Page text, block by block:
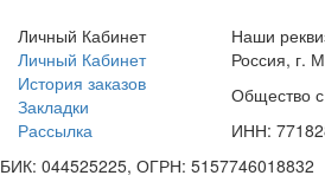
Личный Кабинет
Личный Кабинет
История заказов
Закладки
Рассылка
Наши
Россия, г.
Общество с
ИНН:
БИК: 044525225, ОГРН: 5157746018832